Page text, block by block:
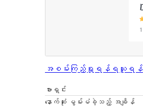
အစမ်းကြည့်ရှုရန် ရယူရန်
ဗားရှင်း
နောက်ဆုံး မွမ်းမံခဲ့သည့် အချိန်